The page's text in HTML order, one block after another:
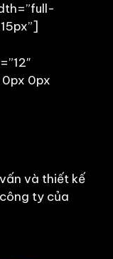
0px 0px
và thiết kế
ty của